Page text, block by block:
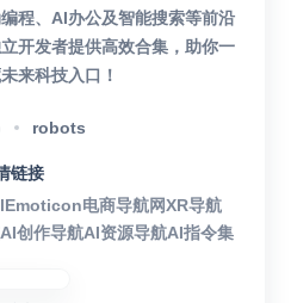
程、AI办公及智能搜索等前沿
开发者提供高效合集，助你一
来科技入口！
robots
链接
电商导航网XR导航
AI创作导航AI资源导航AI指令集